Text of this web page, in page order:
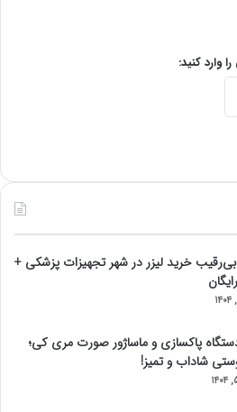
وارد کنید:
بی‌رقیب خرید لیزر در شهر تجهیزات پزشکی +
پاکسازی و ماساژور صورت مری کی؛
شاداب و تمیز!